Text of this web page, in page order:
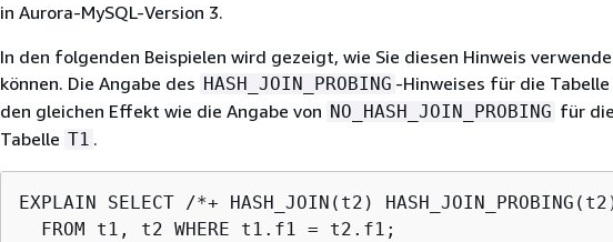
in Aurora-MySQL-Version 3.
In den folgenden Beispielen wird gezeigt, wie Sie diesen Hinweis
können. Die Angabe des HASH_JOIN_PROBING -Hinweises für die Tabelle
den gleichen Effekt wie die Angabe von NO_HASH_JOIN_PROBING für die
Tabelle T1 .
EXPLAIN SELECT /*+ HASH_JOIN(t2)
  FROM t1, t2 WHERE t1.f1 = t2.f1;